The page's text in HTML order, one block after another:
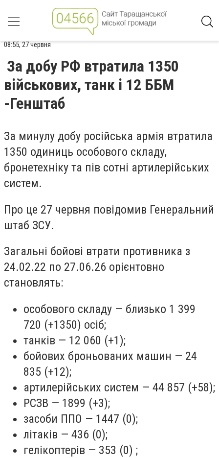
08:55, 27 червня
За добу РФ втратила 1350
військових, танк і 12 ББМ
-Генштаб
За минулу добу російська армія втратила
1350 одиниць особового складу,
бронетехніку та пів сотні артилерійських
систем.
Про це 27 червня повідомив Генеральний
штаб ЗСУ.
Загальні бойові втрати противника з
24.02.22 по 27.06.26 орієнтовно
становлять:
особового складу — близько 1 399
720 (+1350) осіб;
танків — 12 060 (+1);
бойових броньованих машин — 24
835 (+12);
артилерійських систем — 44 857 (+58);
РСЗВ — 1899 (+3);
засоби ППО — 1447 (0);
літаків — 436 (0);
гелікоптерів — 353 (0) ;